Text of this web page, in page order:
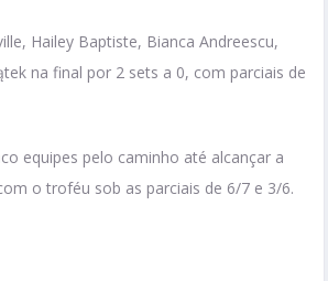
Hailey Baptiste, Bianca Andreescu,
na final por 2 sets a 0, com parciais de
equipes pelo caminho até alcançar a
o troféu sob as parciais de 6/7 e 3/6.